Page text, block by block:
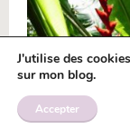
J'utilise des
sur mon blog.
Accepter